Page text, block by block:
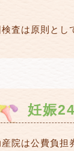
査は原則とし
妊娠
院は公費負担